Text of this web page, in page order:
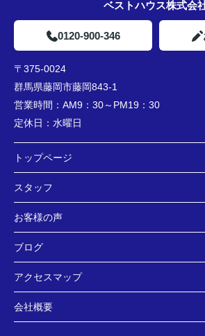
ベストハウス株式会
0120-900-346
〒375-0024
群馬県藤岡市藤岡843-1
営業時間： AM9：30～PM19：30
定休日： 水曜日
トップページ
スタッフ
お客様の声
ブログ
アクセスマップ
会社概要